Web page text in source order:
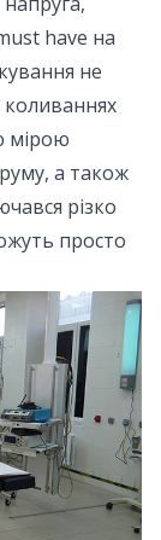
have на
не
мірою
а також
різко
просто